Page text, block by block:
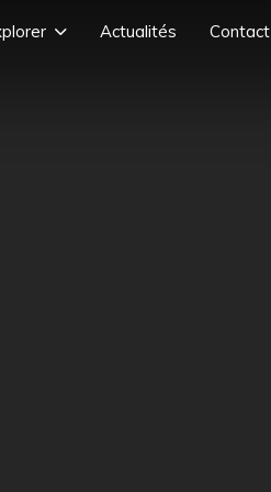
Actualités Contact